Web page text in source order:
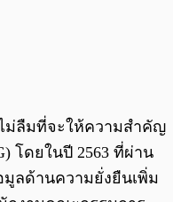
ม่ลืมที่จะให้ความสำคัญ
โดยในปี 2563 ที่ผ่าน
ลด้านความยั่งยืนเพิ่ม